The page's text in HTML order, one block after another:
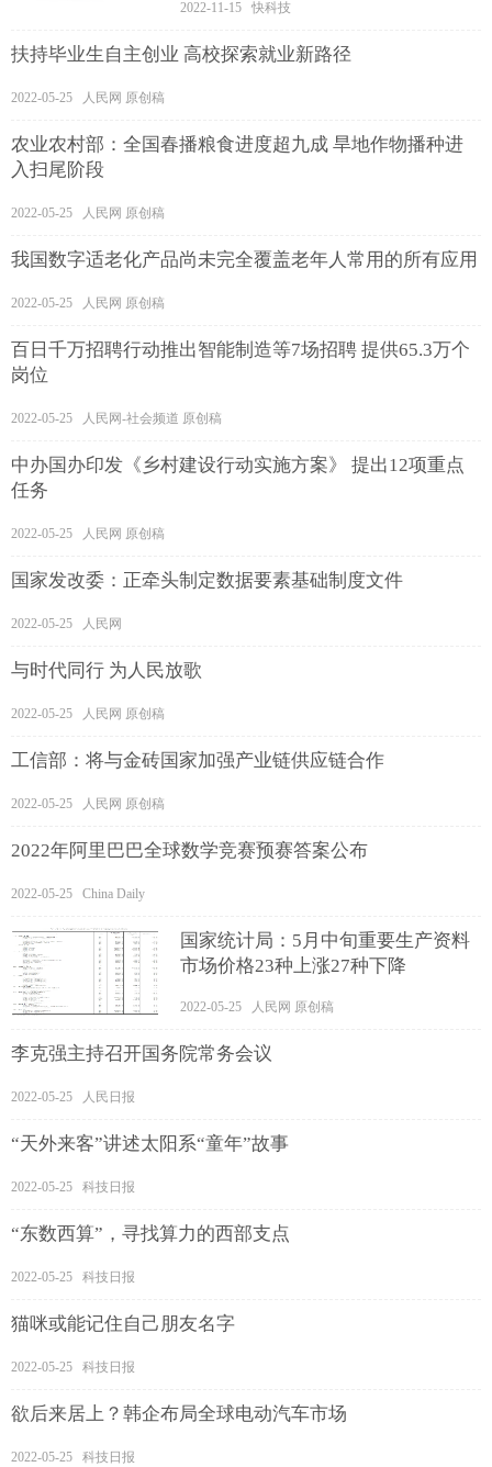
2022-11-15 快科技
扶持毕业生自主创业 高校探索就业新路径
2022-05-25 人民网 原创稿
农业农村部：全国春播粮食进度超九成 旱地作物播种进
入扫尾阶段
2022-05-25 人民网 原创稿
我国数字适老化产品尚未完全覆盖老年人常用的所有应用
2022-05-25 人民网 原创稿
百日千万招聘行动推出智能制造等7场招聘 提供65.3万个
岗位
2022-05-25 人民网-社会频道 原创稿
中办国办印发《乡村建设行动实施方案》 提出12项重点
任务
2022-05-25 人民网 原创稿
国家发改委：正牵头制定数据要素基础制度文件
2022-05-25 人民网
与时代同行 为人民放歌
2022-05-25 人民网 原创稿
工信部：将与金砖国家加强产业链供应链合作
2022-05-25 人民网 原创稿
2022年阿里巴巴全球数学竞赛预赛答案公布
2022-05-25 China Daily
国家统计局：5月中旬重要生产资料
市场价格23种上涨27种下降
2022-05-25 人民网 原创稿
李克强主持召开国务院常务会议
2022-05-25 人民日报
“天外来客”讲述太阳系“童年”故事
2022-05-25 科技日报
“东数西算”，寻找算力的西部支点
2022-05-25 科技日报
猫咪或能记住自己朋友名字
2022-05-25 科技日报
欲后来居上？韩企布局全球电动汽车市场
2022-05-25 科技日报